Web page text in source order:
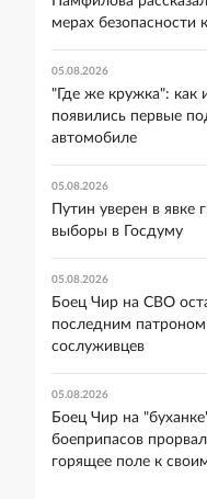
мерах безопасности
05.08.2026
"Где же кружка": как
появились первые
автомобиле
05.08.2026
Путин уверен в явке
выборы в Госдуму
05.08.2026
Боец Чир на СВО
последним патроном
сослуживцев
05.08.2026
Боец Чир на
боеприпасов
горящее поле к